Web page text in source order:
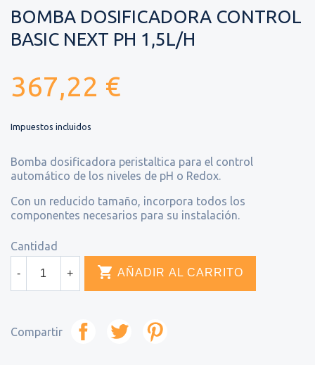
BOMBA DOSIFICADORA CONTROL
BASIC NEXT PH 1,5L/H
367,22 €
Impuestos incluidos
Bomba dosificadora peristaltica para el control
automático de los niveles de pH o Redox.
Con un reducido tamaño, incorpora todos los
componentes necesarios para su instalación.
Cantidad
- +  AÑADIR AL CARRITO
Compartir